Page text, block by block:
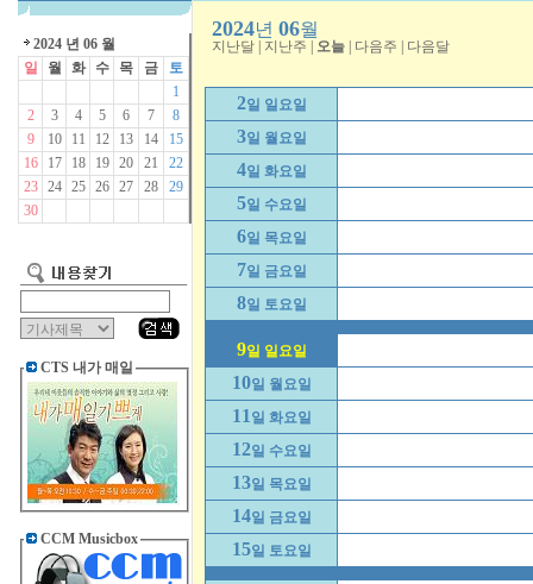
2024 년 06 월
일
월 화 수 목 금
토
1
2
3 4 5 6 7
8
9
10 11 12 13 14
15
16
17 18 19 20 21
22
23
24 25 26 27 28
29
30
CTS 내가 매일
CCM Musicbox
2024년 06월
지난달 지난주 오늘 다음주 다음달
2일 일요일
3일 월요일
4일 화요일
5일 수요일
6일 목요일
7일 금요일
8일 토요일
9일 일요일
10일 월요일
11 일 화요일
12일 수요일
13일 목요일
14일 금요일
15일 토요일